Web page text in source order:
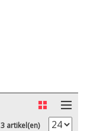
3 artikel(en)